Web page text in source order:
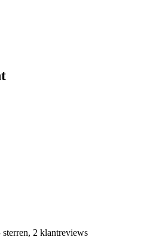
2 klantreviews